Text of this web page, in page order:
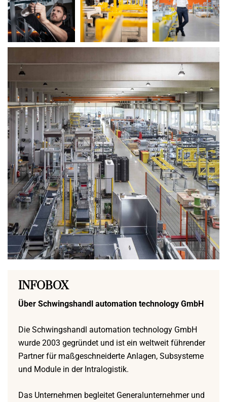
INFOBOX
Über Schwingshandl automation technology GmbH
Die Schwingshandl automation technology GmbH
wurde 2003 gegründet und ist ein weltweit führender
Partner für maßgeschneiderte Anlagen, Subsysteme
und Module in der Intralogistik.
Das Unternehmen begleitet Generalunternehmer und